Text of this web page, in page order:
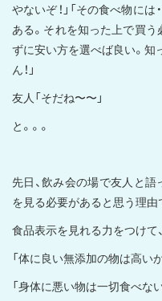
やないぞ！」「その食べ物に
ある。それを知った上で買
ずに安い方を選べば良い。
ん！」
友人「そだね〜〜」
と。。。
先日、飲み会の場で友人と
を見る必要があると思う理由
食品表示を見れる力をつけて
「体に良い無添加の物は高い
「身体に悪い物は一切食べない